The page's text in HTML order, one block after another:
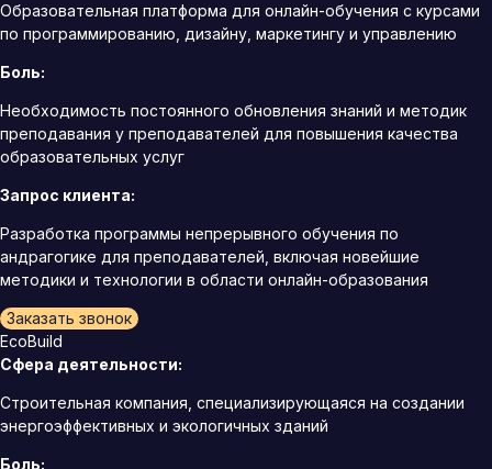
Образовательная платформа для онлайн-обучения с курсами
по программированию, дизайну, маркетингу и управлению
Боль:
Необходимость постоянного обновления знаний и методик
преподавания у преподавателей для повышения качества
образовательных услуг
Запрос клиента:
Разработка программы непрерывного обучения по
андрагогике для преподавателей, включая новейшие
методики и технологии в области онлайн-образования
Заказать звонок
EcoBuild
Сфера деятельности:
Строительная компания, специализирующаяся на создании
энергоэффективных и экологичных зданий
Боль: